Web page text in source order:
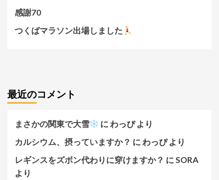
感謝70
つくばマラソン出場しました
最近のコメント
まさかの関東で大雪 に わっぴより
カルシウム、摂っていますか？ に わっぴより
レギンスをズボン代わりに穿けますか？ にSORA
より